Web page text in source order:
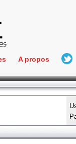
Connect
A propos
L'équipe
Hall Of Fame